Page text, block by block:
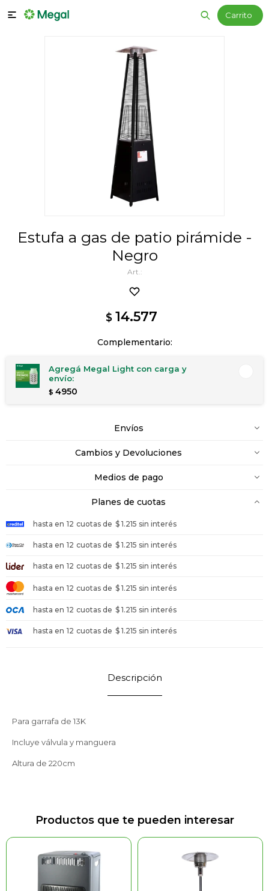

Estufa a gas de patio pirámide -
Negro
$ 14.577
Complementario:
Agregá Megal Light con carga y
envío:
$ 4950
Envíos
Cambios y Devoluciones
Medios de pago
Planes de cuotas
hasta en 12 cuotas de $ 1.215 sin interés
hasta en 12 cuotas de $ 1.215 sin interés
hasta en 12 cuotas de $ 1.215 sin interés
hasta en 12 cuotas de $ 1.215 sin interés
hasta en 12 cuotas de $ 1.215 sin interés
hasta en 12 cuotas de $ 1.215 sin interés
Descripción
Para garrafa de 13K
Incluye válvula y manguera
Altura de 220cm
Productos que te pueden interesar